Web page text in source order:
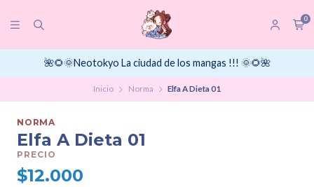
0
🌺🌻🌞Neotokyo La ciudad de los mangas !!! 🌞🌻🌺
Inicio Norma Elfa A Dieta 01
NORMA
Elfa A Dieta 01
PRECIO
$12.000